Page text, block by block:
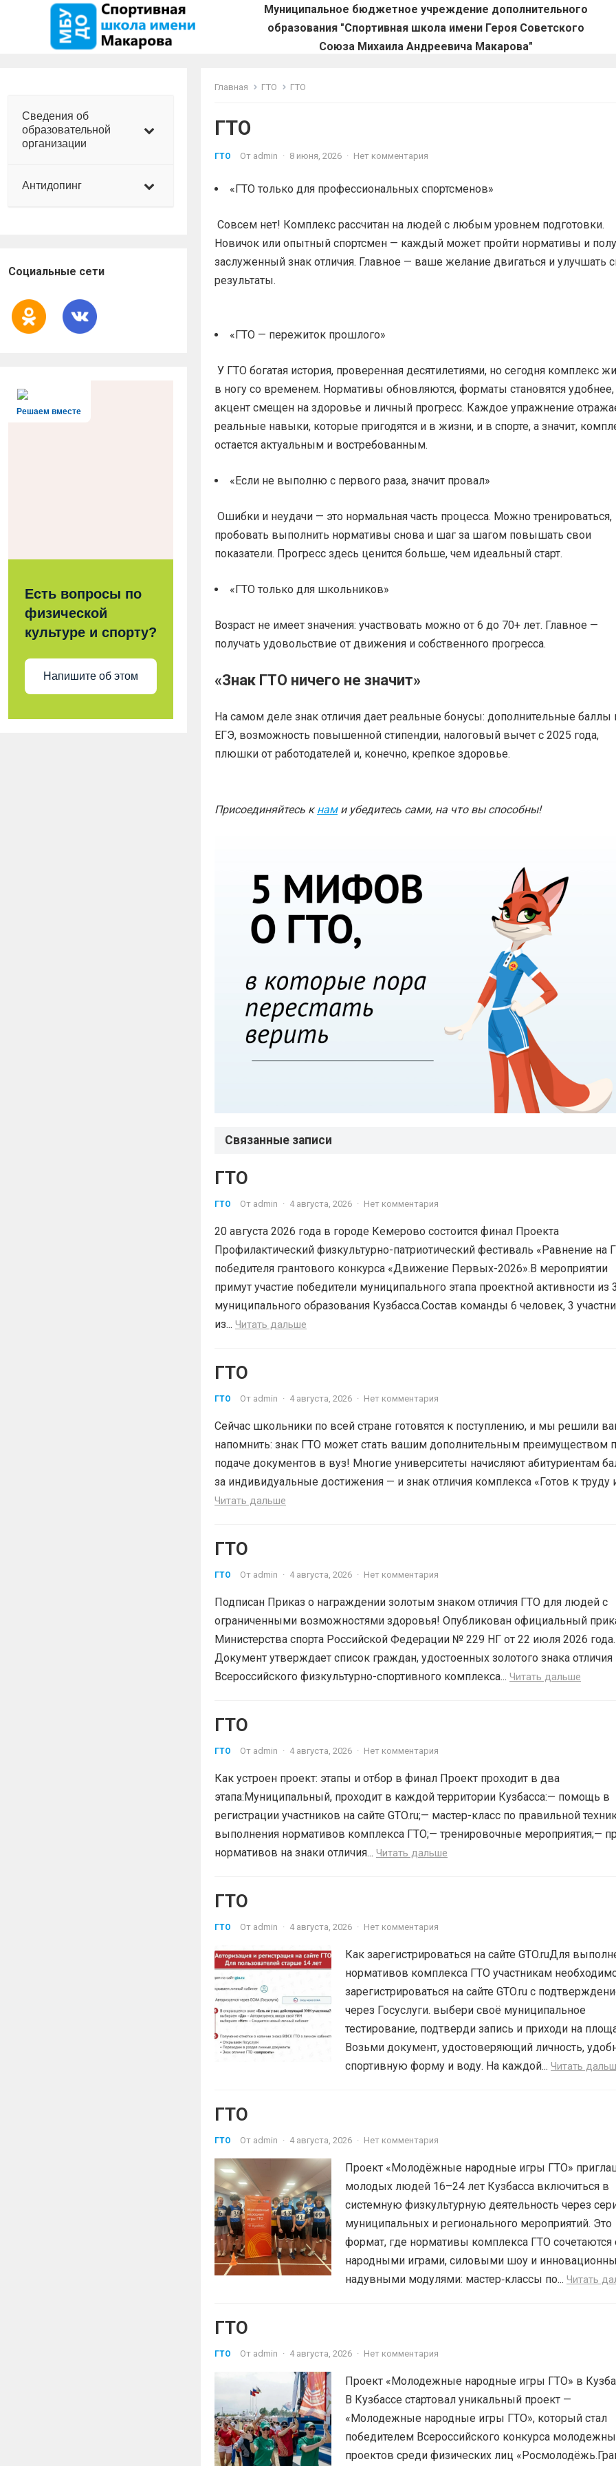
Муниципальное бюджетное учреждение дополнительного
образования "Спортивная школа имени Героя Советского
Союза Михаила Андреевича Макарова"
Сведения об
образовательной
организации
Антидопинг
Социальные сети
Решаем вместе
Есть вопросы по
физической
культуре и спорту?
Напишите об этом
Главная ГТО ГТО
ГТО
ГТО От admin · 8 июня, 2026 · Нет комментария
«ГТО только для профессиональных спортсменов»
Совсем нет! Комплекс рассчитан на людей с любым уровнем подготовки.
Новичок или опытный спортсмен — каждый может пройти нормативы и
заслуженный знак отличия. Главное — ваше желание двигаться и улучшать
результаты.
«ГТО — пережиток прошлого»
У ГТО богатая история, проверенная десятилетиями, но сегодня комплекс
в ногу со временем. Нормативы обновляются, форматы становятся удобнее,
акцент смещен на здоровье и личный прогресс. Каждое упражнение
реальные навыки, которые пригодятся и в жизни, и в спорте, а значит,
остается актуальным и востребованным.
«Если не выполню с первого раза, значит провал»
Ошибки и неудачи — это нормальная часть процесса. Можно тренироваться,
пробовать выполнить нормативы снова и шаг за шагом повышать свои
показатели. Прогресс здесь ценится больше, чем идеальный старт.
«ГТО только для школьников»
Возраст не имеет значения: участвовать можно от 6 до 70+ лет. Главное —
получать удовольствие от движения и собственного прогресса.
«Знак ГТО ничего не значит»
На самом деле знак отличия дает реальные бонусы: дополнительные баллы
ЕГЭ, возможность повышенной стипендии, налоговый вычет с 2025 года,
плюшки от работодателей и, конечно, крепкое здоровье.
Присоединяйтесь к нами убедитесь сами, на что вы способны!
Связанные записи
ГТО
ГТО От admin · 4 августа, 2026 · Нет комментария
20 августа 2026 года в городе Кемерово состоится финал Проекта
Профилактический физкультурно-патриотический фестиваль «Равнение на
победителя грантового конкурса «Движение Первых-2026».В мероприятии
примут участие победители муниципального этапа проектной активности из
муниципального образования Кузбасса.Состав команды 6 человек, 3
из... Читать дальше
ГТО
ГТО От admin · 4 августа, 2026 · Нет комментария
Сейчас школьники по всей стране готовятся к поступлению, и мы решили
напомнить: знак ГТО может стать вашим дополнительным преимуществом
подаче документов в вуз! Многие университеты начисляют абитуриентам
за индивидуальные достижения — и знак отличия комплекса «Готов к труду
Читать дальше
ГТО
ГТО От admin · 4 августа, 2026 · Нет комментария
Подписан Приказ о награждении золотым знаком отличия ГТО для людей с
ограниченными возможностями здоровья! Опубликован официальный
Министерства спорта Российской Федерации № 229 НГ от 22 июля 2026 года.
Документ утверждает список граждан, удостоенных золотого знака отличия
Всероссийского физкультурно-спортивного комплекса... Читать дальше
ГТО
ГТО От admin · 4 августа, 2026 · Нет комментария
Как устроен проект: этапы и отбор в финал Проект проходит в два
этапа:Муниципальный, проходит в каждой территории Кузбасса:— помощь в
регистрации участников на сайте GTO.ru;— мастер-класс по правильной
выполнения нормативов комплекса ГТО;— тренировочные мероприятия;—
нормативов на знаки отличия... Читать дальше
ГТО
ГТО От admin · 4 августа, 2026 · Нет комментария
Как зарегистрироваться на сайте GTO.ruДля
нормативов комплекса ГТО участникам
зарегистрироваться на сайте GTO.ru с
через Госуслуги. выбери своё муниципальное
тестирование, подтверди запись и приходи на
Возьми документ, удостоверяющий личность,
спортивную форму и воду. На каждой... Читать
ГТО
ГТО От admin · 4 августа, 2026 · Нет комментария
Проект «Молодёжные народные игры ГТО»
молодых людей 16–24 лет Кузбасса включиться в
системную физкультурную деятельность через
муниципальных и регионального мероприятий. Это
формат, где нормативы комплекса ГТО сочетаются
народными играми, силовыми шоу и
надувными модулями: мастер‑классы по... Читать
ГТО
ГТО От admin · 4 августа, 2026 · Нет комментария
Проект «Молодежные народные игры ГТО» в
В Кузбассе стартовал уникальный проект —
«Молодежные народные игры ГТО», который стал
победителем Всероссийского конкурса
проектов среди физических лиц